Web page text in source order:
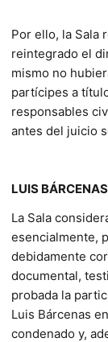
Por ello, la Sala
reintegrado el
mismo no
partícipes a
responsables
antes del juicio
LUIS BÁRCENAS
La Sala
esencialmente,
debidamente
documental,
probada la
Luis Bárcenas
condenado y,